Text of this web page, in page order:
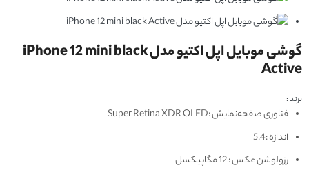
گوشی موبایل اپل اکتیو مدل iPhone 12 mini black
Active
برند :
فناوری صفحه‌نمایش :Super Retina XDR OLED
اندازه :5.4
رزولوشن عکس : 12 مگاپیکسل